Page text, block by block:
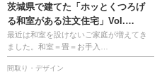
茨城県で建てた「ホッとくつろげ
る和室がある注文住宅」Vol.…
最近は和室を設けないご家庭が増えてき
ました。和室＝畳＝お手入…
間取り・デザイン